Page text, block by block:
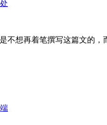
不想再着笔撰写这篇文的